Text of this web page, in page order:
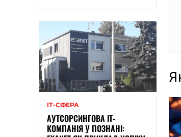
ІТ-СФЕРА
АУТСОРСИНГОВА ІТ-
КОМПАНІЯ У ПОЗНАНІ: